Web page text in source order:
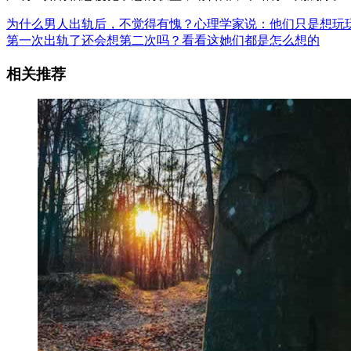
为什么男人出轨后，不觉得有愧？心理学家说：他们只是想玩
第一次出轨了还会想第二次吗？看看这她们都是怎么想的
相关推荐